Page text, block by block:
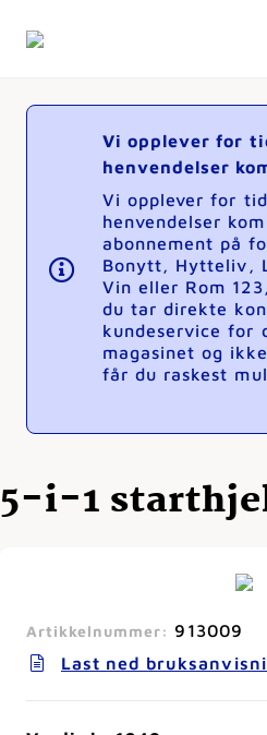
Vi opplever for
henvendelser
Vi opplever for
henvendelser
abonnement på
Bonytt, Hytteliv,
Vin eller Rom
du tar direkte
kundeservice for
magasinet og
får du raskest
5-i-1
Artikkelnummer: 913009
Last ned